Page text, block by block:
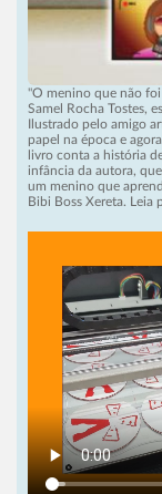
"O menino que não
Samel Rocha Tostes,
Ilustrado pelo amigo
papel na época e
livro conta a história
infância da autora,
um menino que
Bibi Boss Xereta. Leia